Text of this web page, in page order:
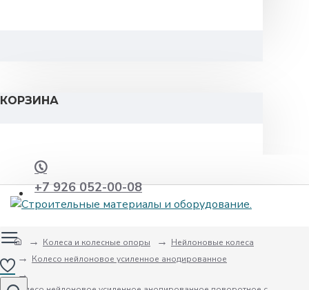
КОРЗИНА
+7 926 052-00-08
Колеса и колесные опоры
Нейлоновые колеса
Колесо нейлоновое усиленное анодированное